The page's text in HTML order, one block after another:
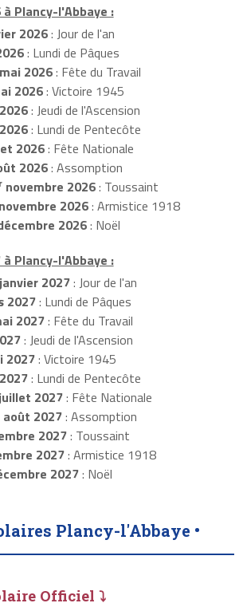
Plancy-l'Abbaye :
2026: Jour de l'an
: Lundi de Pâques
mai 2026: Fête du Travail
2026: Victoire 1945
: Jeudi de l'Ascension
: Lundi de Pentecôte
2026: Fête Nationale
2026: Assomption
novembre 2026: Toussaint
2026: Armistice 1918
2026: Noël
Plancy-l'Abbaye :
janvier 2027: Jour de l'an
2027: Lundi de Pâques
2027: Fête du Travail
: Jeudi de l'Ascension
2027: Victoire 1945
: Lundi de Pentecôte
2027: Fête Nationale
août 2027: Assomption
2027: Toussaint
2027: Armistice 1918
2027: Noël
Plancy-l'Abbaye •
Officiel ⤵